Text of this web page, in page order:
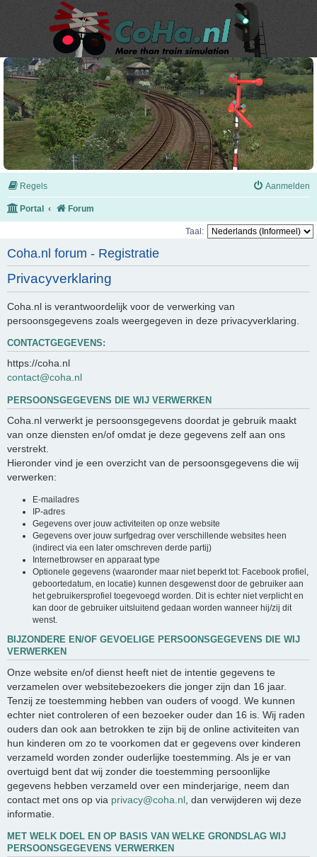
Regels Aanmelden
Portal Forum
Taal:
Coha.nl forum - Registratie
Privacyverklaring
Coha.nl is verantwoordelijk voor de verwerking van
persoonsgegevens zoals weergegeven in deze privacyverklaring.
CONTACTGEGEVENS:
https://coha.nl
contact@coha.nl
PERSOONSGEGEVENS DIE WIJ VERWERKEN
Coha.nl verwerkt je persoonsgegevens doordat je gebruik maakt
van onze diensten en/of omdat je deze gegevens zelf aan ons
verstrekt.
Hieronder vind je een overzicht van de persoonsgegevens die wij
verwerken:
E-mailadres
IP-adres
Gegevens over jouw activiteiten op onze website
Gegevens over jouw surfgedrag over verschillende websites heen
(indirect via een later omschreven derde partij)
Internetbrowser en apparaat type
Optionele gegevens (waaronder maar niet beperkt tot: Facebook profiel,
geboortedatum, en locatie) kunnen desgewenst door de gebruiker aan
het gebruikersprofiel toegevoegd worden. Dit is echter niet verplicht en
kan door de gebruiker uitsluitend gedaan worden wanneer hij/zij dit
wenst.
BIJZONDERE EN/OF GEVOELIGE PERSOONSGEGEVENS DIE WIJ
VERWERKEN
Onze website en/of dienst heeft niet de intentie gegevens te
verzamelen over websitebezoekers die jonger zijn dan 16 jaar.
Tenzij ze toestemming hebben van ouders of voogd. We kunnen
echter niet controleren of een bezoeker ouder dan 16 is. Wij raden
ouders dan ook aan betrokken te zijn bij de online activiteiten van
hun kinderen om zo te voorkomen dat er gegevens over kinderen
verzameld worden zonder ouderlijke toestemming. Als je er van
overtuigd bent dat wij zonder die toestemming persoonlijke
gegevens hebben verzameld over een minderjarige, neem dan
contact met ons op via privacy@coha.nl , dan verwijderen wij deze
informatie.
MET WELK DOEL EN OP BASIS VAN WELKE GRONDSLAG WIJ
PERSOONSGEGEVENS VERWERKEN